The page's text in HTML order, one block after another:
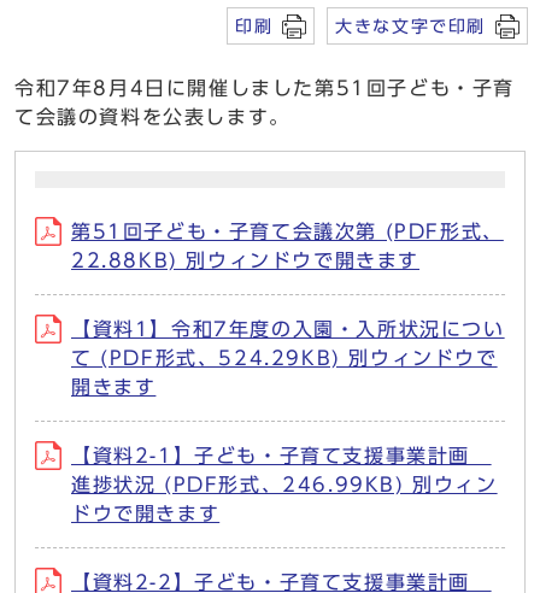
印刷 大きな文字で印刷
令和7年8月4日に開催しました第51回子ども・子育
て会議の資料を公表します。
第51回子ども・子育て会議次第 (PDF形式、
22.88KB) 別ウィンドウで開きます
【資料1】令和7年度の入園・入所状況につい
て (PDF形式、524.29KB) 別ウィンドウで
開きます
【資料2-1】子ども・子育て支援事業計画
進捗状況 (PDF形式、246.99KB) 別ウィン
ドウで開きます
【資料2-2】子ども・子育て支援事業計画